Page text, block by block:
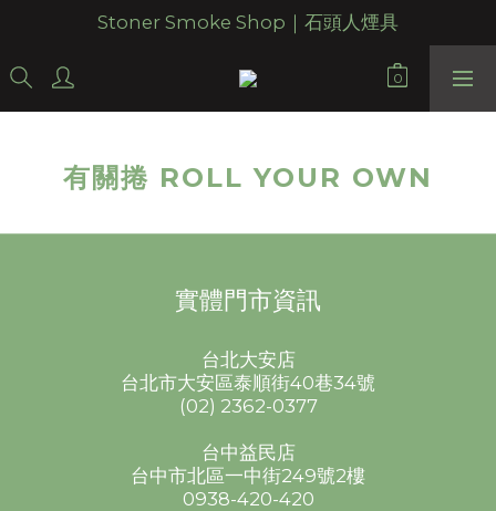
Stoner Smoke Shop｜石頭人煙具
有關捲 ROLL YOUR OWN
實體門市資訊
台北大安店
台北市大安區泰順街40巷34號
(02) 2362-0377
台中益民店
台中市北區一中街249號2樓
0938-420-420